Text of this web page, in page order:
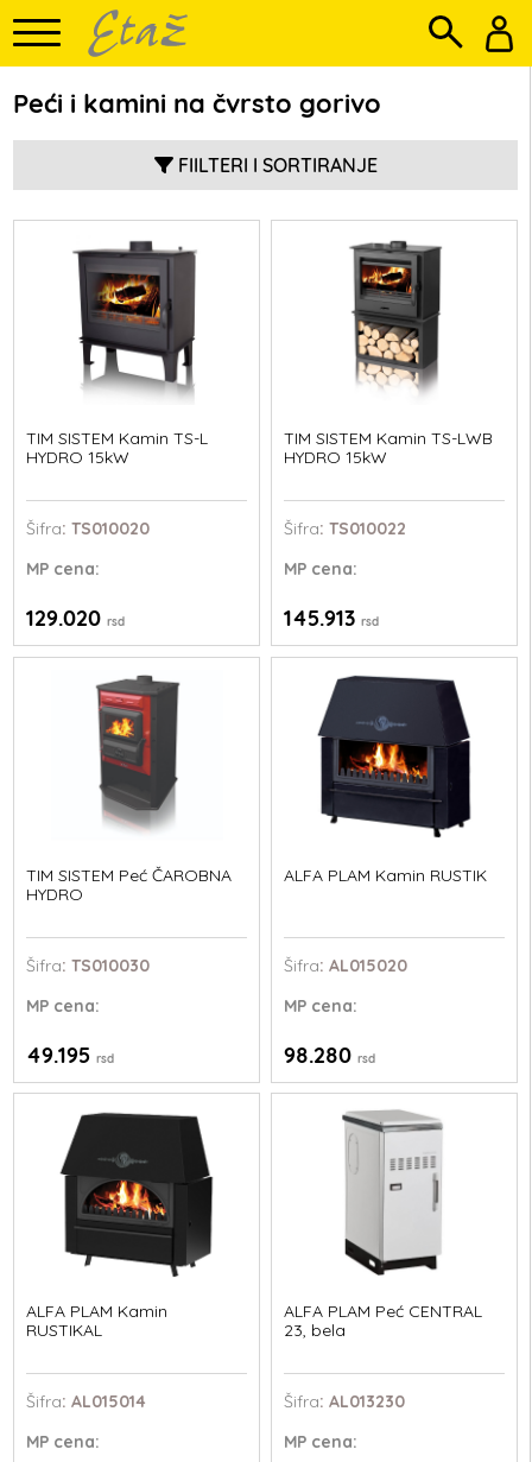
Peći i kamini na čvrsto gorivo
FIILTERI I SORTIRANJE
TIM SISTEM Kamin TS-L
HYDRO 15kW
Šifra: TS010020
MP cena:
129.020rsd
TIM SISTEM Kamin TS-LWB
HYDRO 15kW
Šifra: TS010022
MPcena:
145.913 rsd
TIM SISTEM Peć ČAROBNA
HYDRO
Šifra: TS010030
MP cena:
49.195rsd
ALFA PLAM Kamin RUSTIK
Šifra: AL015020
MPcena:
98.280 rsd
ALFA PLAM Kamin
RUSTIKAL
Šifra: AL015014
MP cena:
ALFA PLAM Peć CENTRAL
23, bela
Šifra: AL013230
MPcena: